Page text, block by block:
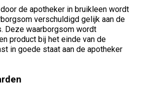
de apotheker in bruikleen wordt
verschuldigd gelijk aan de
Deze waarborgsom wordt
product bij het einde van de
in goede staat aan de apotheker